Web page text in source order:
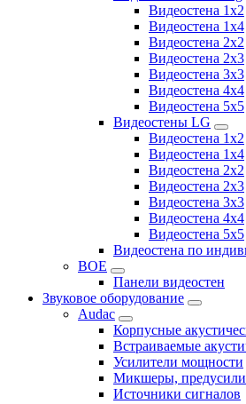
Видеостена 1x2
Видеостена 1x4
Видеостена 2x2
Видеостена 2х3
Видеостена 3x3
Видеостена 4x4
Видеостена 5x5
Видеостены LG
Видеостена 1x2
Видеостена 1x4
Видеостена 2x2
Видеостена 2x3
Видеостена 3x3
Видеостена 4x4
Видеостена 5x5
Видеостена по
BOE
Панели видеостен
Звуковое оборудование
Audac
Корпусные
Встраиваемые
Усилители мощности
Микшеры,
Источники сигналов